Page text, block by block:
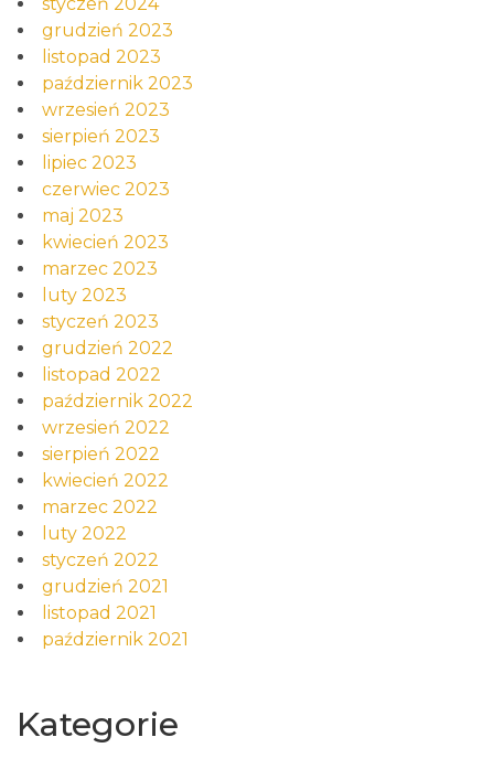
grudzień 2023
listopad 2023
październik 2023
wrzesień 2023
sierpień 2023
lipiec 2023
czerwiec 2023
maj 2023
kwiecień 2023
marzec 2023
luty 2023
styczeń 2023
grudzień 2022
listopad 2022
październik 2022
wrzesień 2022
sierpień 2022
kwiecień 2022
marzec 2022
luty 2022
styczeń 2022
grudzień 2021
listopad 2021
październik 2021
Kategorie